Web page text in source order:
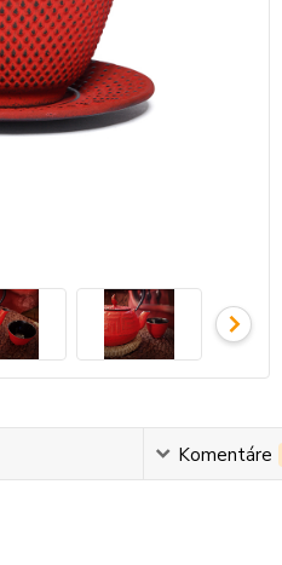
Komentáre